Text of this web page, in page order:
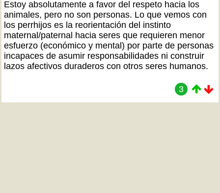
Estoy absolutamente a favor del respeto hacia los
animales, pero no son personas. Lo que vemos con
los perrhijos es la reorientación del instinto
maternal/paternal hacia seres que requieren menor
esfuerzo (económico y mental) por parte de personas
incapaces de asumir responsabilidades ni construir
lazos afectivos duraderos con otros seres humanos.
3